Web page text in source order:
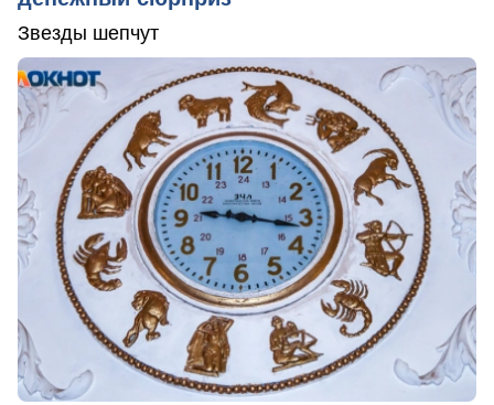
Звезды шепчут